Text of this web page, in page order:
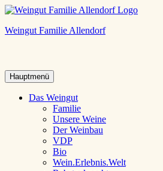
Weingut Familie Allendorf
Hauptmenü
Das Weingut
Familie
Unsere Weine
Der Weinbau
VDP
Bio
Wein.Erlebnis.Welt